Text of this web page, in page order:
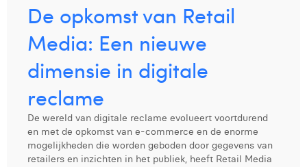
De opkomst van Retail
Media: Een nieuwe
dimensie in digitale
reclame
De wereld van digitale reclame evolueert voortdurend
en met de opkomst van e-commerce en de enorme
mogelijkheden die worden geboden door gegevens van
retailers en inzichten in het publiek, heeft Retail Media